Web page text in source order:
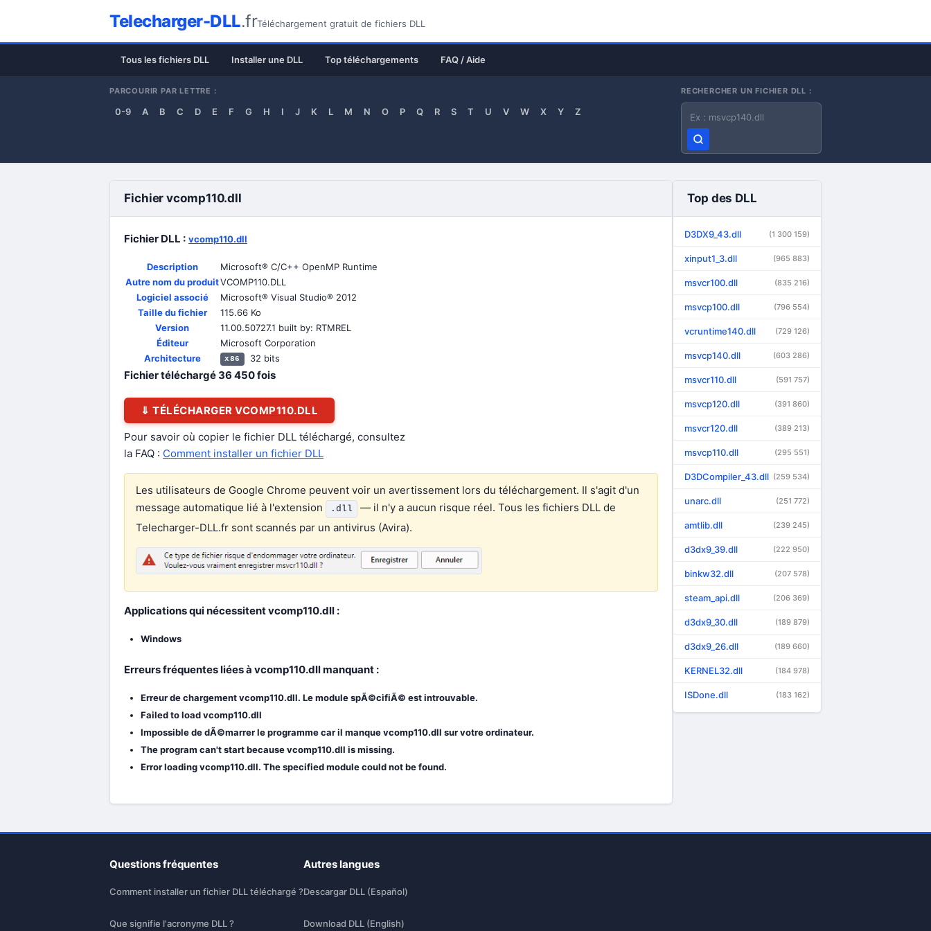
Telecharger-DLL.frTéléchargement gratuit de fichiers DLL
Tous les fichiers DLL Installer une DLL Top téléchargements FAQ / Aide
PARCOURIR PAR LETTRE :
0-9 A B C D E F G H I J K L M N O P Q R S T U V W X Y Z
RECHERCHER UN FICHIER DLL :
Nom du fichier DLL
Fichier vcomp110.dll
Fichier DLL : vcomp110.dll
Description
Microsoft® C/C++ OpenMP Runtime
Autre nom du produitVCOMP110.DLL
Logiciel associé
Microsoft® Visual Studio® 2012
Taille du fichier
115.66 Ko
Version
11.00.50727.1 built by: RTMREL
Éditeur
Microsoft Corporation
Architecture
x86 32 bits
Fichier téléchargé 36 450fois
⇓ TÉLÉCHARGER VCOMP110.DLL
Pour savoir où copier le fichier DLL téléchargé, consultez
la FAQ : Comment installer un fichier DLL
Les utilisateurs de Google Chrome peuvent voir un avertissement lors du téléchargement. Il s'agit d'un
message automatique lié à l'extension
.dll
— il n'y a aucun risque réel. Tous les fichiers DLL de
Telecharger-DLL.fr sont scannés par un antivirus (Avira).
Applications qui nécessitent vcomp110.dll :
Windows
Erreurs fréquentes liées à vcomp110.dll manquant :
Erreur de chargement vcomp110.dll. Le module spÃ©cifiÃ© est introuvable.
Failed to load vcomp110.dll
Impossible de dÃ©marrer le programme car il manque vcomp110.dll sur votre ordinateur.
The program can't start because vcomp110.dll is missing.
Error loading vcomp110.dll. The specified module could not be found.
Top des DLL
D3DX9_43.dll (1 300 159)
xinput1_3.dll (965 883)
msvcr100.dll (835 216)
msvcp100.dll (796 554)
vcruntime140.dll (729 126)
msvcp140.dll (603 286)
msvcr110.dll (591 757)
msvcp120.dll (391 860)
msvcr120.dll (389 213)
msvcp110.dll (295 551)
D3DCompiler_43.dll (259 534)
unarc.dll (251 772)
amtlib.dll (239 245)
d3dx9_39.dll (222 950)
binkw32.dll (207 578)
steam_api.dll (206 369)
d3dx9_30.dll (189 879)
d3dx9_26.dll (189 660)
KERNEL32.dll (184 978)
ISDone.dll (183 162)
Questions fréquentes
Comment installer un fichier DLL téléchargé ?
Que signifie l'acronyme DLL ?
Autres langues
Descargar DLL (Español)
Download DLL (English)